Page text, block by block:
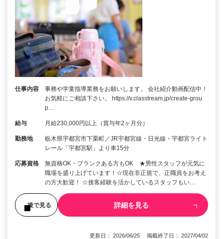
仕事内容
事務や学童指導業務をお願いします。 会社紹介動画配信中！
お気軽にご相談下さい。 https://v.classtream.jp/create-grou
p…
給与 月給230,000円以上（賞与年2ヶ月分）
勤務地
栃木県宇都宮市下栗町／JR宇都宮線・日光線・宇都宮ライト
レール「宇都宮駅」より車15分
応募資格
無資格OK・ブランクある方もOK ★男性スタッフが元気に
職場を盛り上げています！☆現在非正規で、正職員をお考え
の方大歓迎！ ☆接客経験を活かしているスタッフもい…
後で見る 詳細を見る
更新日： 2026/06/25 掲載終了日： 2027/04/02